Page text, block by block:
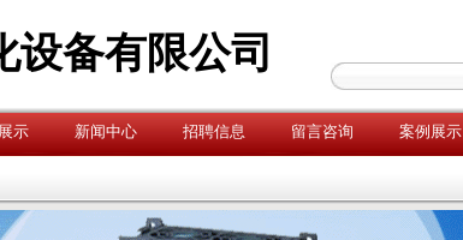
设备有限公司
示 新闻中心 招聘信息 留言咨询 案例展示